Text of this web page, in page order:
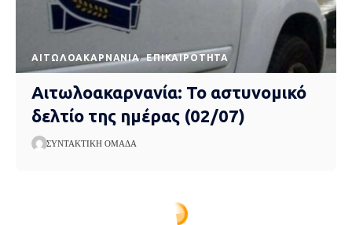
AΙΤΩΛΟΑΚΑΡΝΑΝΊΑ EΠΙΚΑΙΡΌΤΗΤΑ
Αιτωλοακαρνανία: Το αστυνομικό
δελτίο της ημέρας (02/07)
ΣΥΝΤΑΚΤΙΚΉ ΟΜΆΔΑ